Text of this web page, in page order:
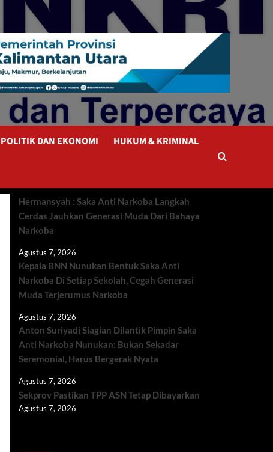
POLITIK DAN EKONOMI HUKUM & KRIMINAL
Hermansyah : Saka Anti Narkoba Langkah
Cerdas Jauhkan Generasi Muda Dari Bahaya
Narkoba
Agustus 7, 2026
Kepala BNN Nunukan Bentuk Saka Anti
Narkoba Di Setiap Sekolah, Cegah Generasi
Muda Terjerumus Narkoba
Agustus 7, 2026
Anton Suriyadi Siagian Dilantik Pimpin Saka
Anti Narkoba Nunukan: Bukan Sekadar
Seremonial, Harus Bergerak Nyata
Agustus 7, 2026
Sekprov Pastikan TPP ASN Tetap Dibayarkan
Agustus 7, 2026